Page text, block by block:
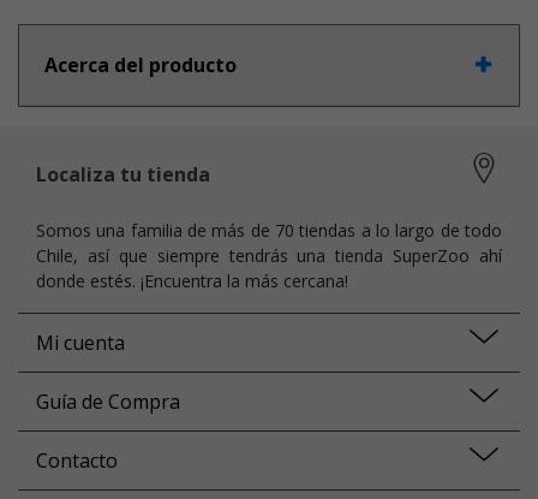
Acerca del producto
Localiza tu tienda
Somos una familia de más de 70 tiendas a lo largo de todo
Chile, así que siempre tendrás una tienda SuperZoo ahí
donde estés. ¡Encuentra la más cercana!
Mi cuenta
Guía de Compra
Contacto